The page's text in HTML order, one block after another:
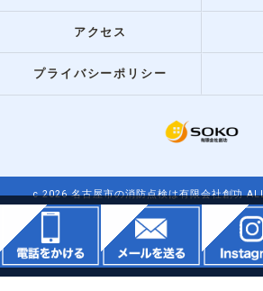
アクセス
プライバシーポリシー
c 2026 名古屋市の消防点検は有限会社創功